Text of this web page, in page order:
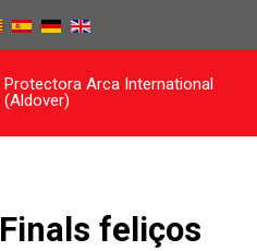
Protectora Arca International
(Aldover)
Finals feliços